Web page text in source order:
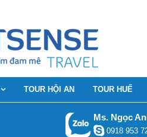
TOUR HỘI AN TOUR HUẾ
Ms. Ngọc
0918 953